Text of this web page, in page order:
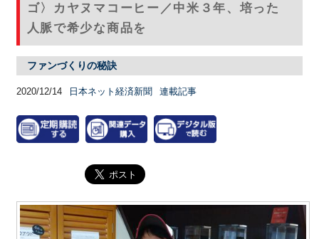
ゴ〉カヤヌマコーヒー／中米３年、培った
人脈で希少な商品を
ファンづくりの秘訣
2020/12/14 日本ネット経済新聞 連載記事